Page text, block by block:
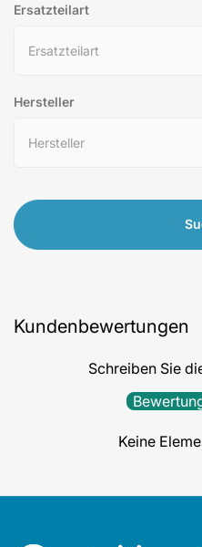
Ersatzteilart
Hersteller
Kundenbewertungen
Schreiben Sie
Keine